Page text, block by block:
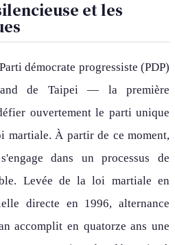
et les
démocrate progressiste (PDP)
de Taipei — la première
ouvertement le parti unique
martiale. À partir de ce moment,
dans un processus de
Levée de la loi martiale en
directe en 1996, alternance
accomplit en quatorze ans une